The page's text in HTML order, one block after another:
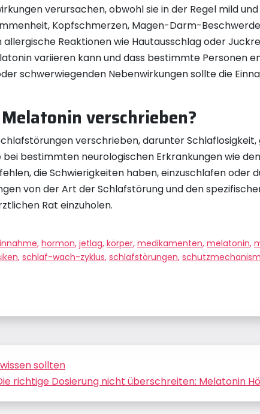
verursachen, obwohl sie in der Regel mild
Kopfschmerzen, Magen-Darm-
Reaktionen wie Hautausschlag oder
variieren kann und dass bestimmte Personen
schwerwiegenden Nebenwirkungen sollte die
verschrieben?
verschrieben, darunter
bestimmten neurologischen Erkrankungen wie
die Schwierigkeiten haben, einzuschlafen oder
von der Art der Schlafstörung und den
Rat einzuholen.
, hormon, jetlag, körper, medikamenten, melatonin,
, schlaf-wach-zyklus, schlafstörungen,
sollten
richtige Dosierung nicht überschreiten: Melatonin